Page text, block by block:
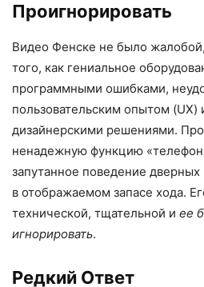
Проигнорировать
Видео Фенске не было
того, как гениальное
программными ошибками,
пользовательским опытом (UX)
дизайнерскими решениями.
ненадежную функцию «телефон
запутанное поведение дверных
в отображаемом запасе хода.
технической, тщательной и ее
игнорировать.
Редкий Ответ